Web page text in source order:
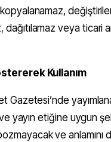
dağıtılamaz veya ticari
Kullanım
Gazetesi’nde
ve yayın etiğine uygun
ve anlamını